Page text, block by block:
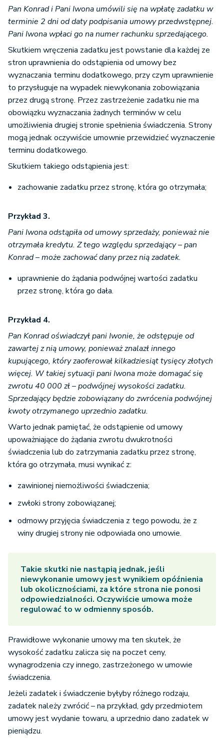
Pan Konrad i Pani Iwona umówili się na wpłatę zadatku w
terminie 2 dni od daty podpisania umowy przedwstępnej.
Pani Iwona wpłaci go na numer rachunku sprzedającego.
Skutkiem wręczenia zadatku jest powstanie dla każdej ze
stron uprawnienia do odstąpienia od umowy bez
wyznaczania terminu dodatkowego, przy czym uprawnienie
to przysługuje na wypadek niewykonania zobowiązania
przez drugą stronę. Przez zastrzeżenie zadatku nie ma
obowiązku wyznaczania żadnych terminów w celu
umożliwienia drugiej stronie spełnienia świadczenia. Strony
mogą jednak oczywiście umownie przewidzieć wyznaczenie
terminu dodatkowego.
Skutkiem takiego odstąpienia jest:
zachowanie zadatku przez stronę, która go otrzymała;
Przykład 3.
Pani Iwona odstąpiła od umowy sprzedaży, ponieważ nie
otrzymała kredytu. Z tego względu sprzedający – pan
Konrad – może zachować dany przez nią zadatek.
uprawnienie do żądania podwójnej wartości zadatku
przez stronę, która go dała.
Przykład 4.
Pan Konrad oświadczył pani Iwonie, że odstępuje od
zawartej z nią umowy, ponieważ znalazł innego
kupującego, który zaoferował kilkadziesiąt tysięcy złotych
więcej. W takiej sytuacji pani Iwona może domagać się
zwrotu 40 000 zł – podwójnej wysokości zadatku.
Sprzedający będzie zobowiązany do zwrócenia podwójnej
kwoty otrzymanego uprzednio zadatku.
Warto jednak pamiętać, że odstąpienie od umowy
upoważniające do żądania zwrotu dwukrotności
świadczenia lub do zatrzymania zadatku przez stronę,
która go otrzymała, musi wynikać z:
zawinionej niemożliwości świadczenia;
zwłoki strony zobowiązanej;
odmowy przyjęcia świadczenia z tego powodu, że z
winy drugiej strony nie odpowiada ono umowie.
Takie skutki nie nastąpią jednak, jeśli
niewykonanie umowy jest wynikiem opóźnienia
lub okolicznościami, za które strona nie ponosi
odpowiedzialności. Oczywiście umowa może
regulować to w odmienny sposób.
Prawidłowe wykonanie umowy ma ten skutek, że
wysokość zadatku zalicza się na poczet ceny,
wynagrodzenia czy innego, zastrzeżonego w umowie
świadczenia.
Jeżeli zadatek i świadczenie byłyby różnego rodzaju,
zadatek należy zwrócić – na przykład, gdy przedmiotem
umowy jest wydanie towaru, a uprzednio dano zadatek w
pieniądzu.